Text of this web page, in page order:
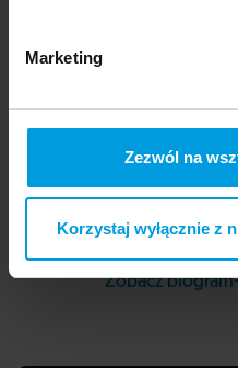
Marketing
Zezwól na
Korzystaj wyłącznie z
psychoterapią
profilaktyki
określonej w
Zobacz biogram